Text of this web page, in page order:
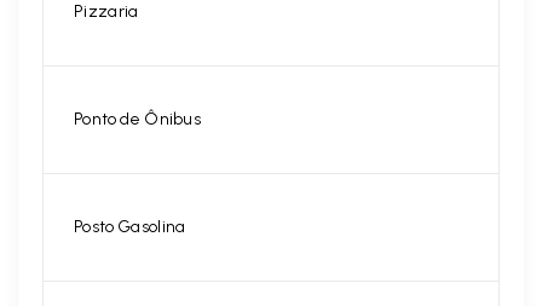
Pizzaria
Ponto de Ônibus
Posto Gasolina